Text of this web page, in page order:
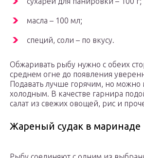
масла – 100 мл;
специй, соли – по вкусу.
Обжаривать рыбу нужно с обеих
среднем огне до появления
Подавать лучше горячим, но можно
холодным. В качестве гарнира
салат из свежих овощей, рис и
Жареный судак в маринаде